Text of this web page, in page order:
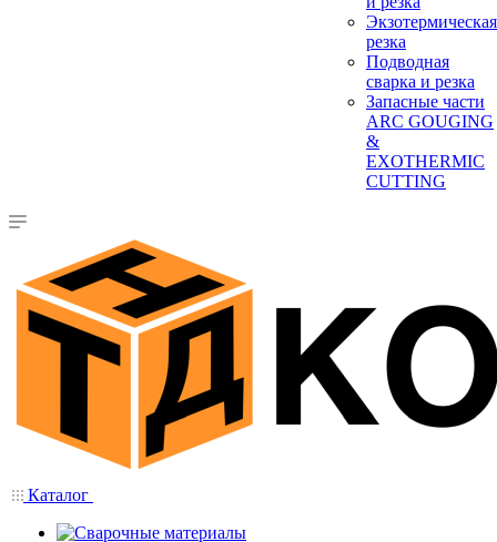
Экзотермическая
резка
Подводная
сварка и резка
Запасные части
ARC GOUGING
&
EXOTHERMIC
CUTTING
Каталог